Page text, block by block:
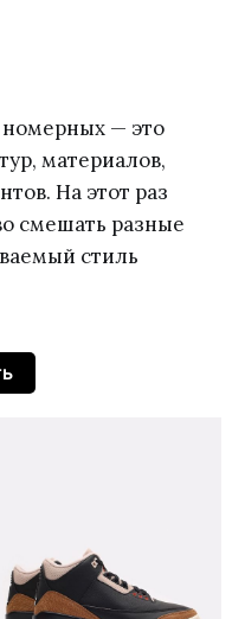
номерных — это
материалов,
На этот раз
смешать разные
стиль